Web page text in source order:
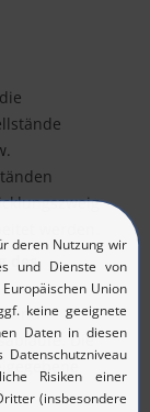
des
und
Die